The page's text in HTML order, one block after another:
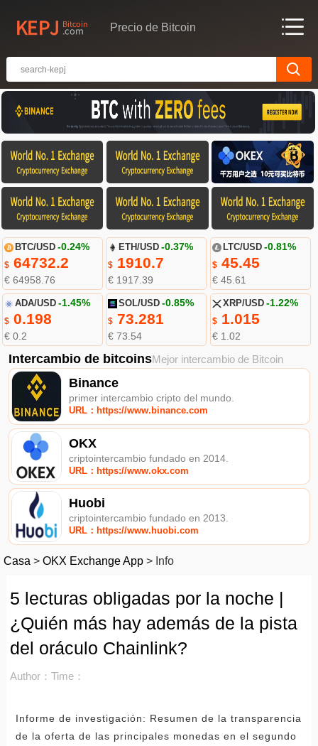
Precio de Bitcoin
BTC/USD -0.24%
$64732.2
€ 64958.76
ETH/USD -0.37%
$ 1910.7
€ 1917.39
LTC/USD -0.81%
$45.45
€ 45.61
ADA/USD -1.45%
$0.198
€ 0.2
SOL/USD -0.85%
$ 73.281
€ 73.54
XRP/USD -1.22%
$1.015
€ 1.02
Intercambio de bitcoinsMejor intercambio de Bitcoin
Binance
primer intercambio cripto del mundo.
URL：https://www.binance.com
OKX
criptointercambio fundado en 2014.
URL：https://www.okx.com
Huobi
criptointercambio fundado en 2013.
URL：https://www.huobi.com
Casa > OKX Exchange App > Info
5 lecturas obligadas por la noche |
¿Quién más hay además de la pista
del oráculo Chainlink?
Author： Time：
Informe de investigación: Resumen de la transparencia
de la oferta de las principales monedas en el segundo